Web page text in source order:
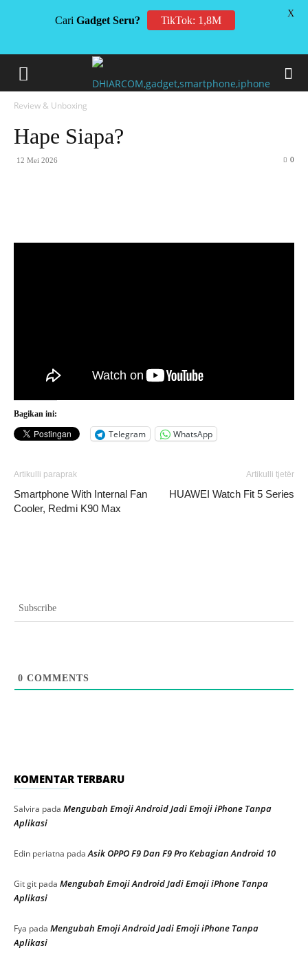
Review & Unboxing
Hape Siapa?
12 Mei 2026 0
Bagikan ini:
Telegram WhatsApp
Artikulli paraprak
Smartphone With Internal Fan
Cooler, Redmi K90 Max
Artikulli tjetër
HUAWEI Watch Fit 5 Series
Subscribe
0 COMMENTS
KOMENTAR TERBARU
Salvira pada Mengubah Emoji Android Jadi Emoji iPhone Tanpa
Aplikasi
Edin periatna padaAsik OPPO F9 Dan F9 Pro Kebagian Android 10
Git git pada Mengubah Emoji Android Jadi Emoji iPhone Tanpa
Aplikasi
Fya pada Mengubah Emoji Android Jadi Emoji iPhone Tanpa
Aplikasi
Cari Gadget Seru? TikTok: 1,8M
X